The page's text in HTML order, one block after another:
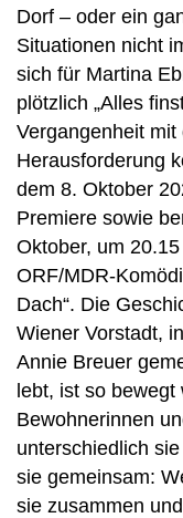
Dorf – oder ein
Situationen nicht
sich für Martina
plötzlich „Alles
Vergangenheit
Herausforderung
dem 8. Oktober
Premiere sowie
Oktober, um
ORF/MDR-
Dach“. Die
Wiener Vorstadt,
Annie Breuer
lebt, ist so
Bewohnerinnen
unterschiedlich
sie gemeinsam:
sie zusammen